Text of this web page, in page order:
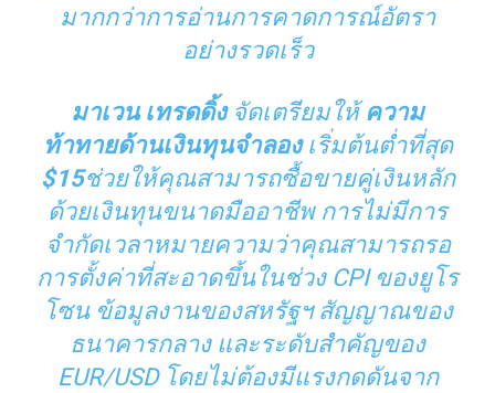
มากกว่าการอ่านการคาดการณ์อัตรา
อย่างรวดเร็ว
มาเวน เทรดดิ้งจัดเตรียมให้ความ
ท้าทายด้านเงินทุนจำลองเริ่มต้นต่ำที่สุด
$15ช่วยให้คุณสามารถซื้อขายคู่เงินหลัก
ด้วยเงินทุนขนาดมืออาชีพ การไม่มีการ
จำกัดเวลาหมายความว่าคุณสามารถรอ
การตั้งค่าที่สะอาดขึ้นในช่วง CPI ของยูโร
โซน ข้อมูลงานของสหรัฐฯ สัญญาณของ
ธนาคารกลาง และระดับสำคัญของ
EUR/USD โดยไม่ต้องมีแรงกดดันจาก